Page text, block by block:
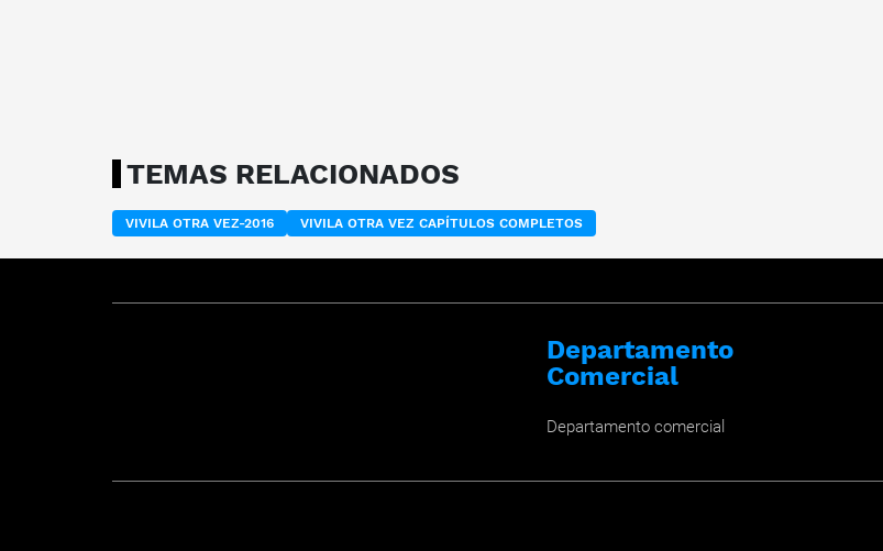
TEMAS RELACIONADOS
VIVILA OTRA VEZ-2016 VIVILA OTRA VEZ CAPÍTULOS COMPLETOS
Departamento
Comercial
Departamento comercial